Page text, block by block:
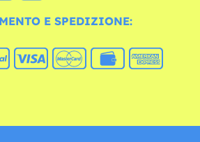
E SPEDIZIONE: